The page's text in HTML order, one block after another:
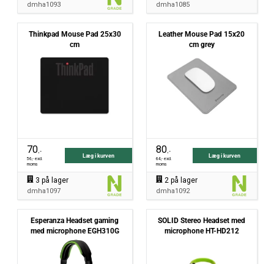
dmha1093 dmha1085
Thinkpad Mouse Pad 25x30
cm
70,-
56,- excl.
moms
Læg i kurven
3 på lager
dmha1097
Leather Mouse Pad 15x20
cm grey
80,-
64,- excl.
moms
Læg i kurven
2 på lager
dmha1092
Esperanza Headset gaming
med microphone EGH310G
SOLID Stereo Headset med
microphone HT-HD212